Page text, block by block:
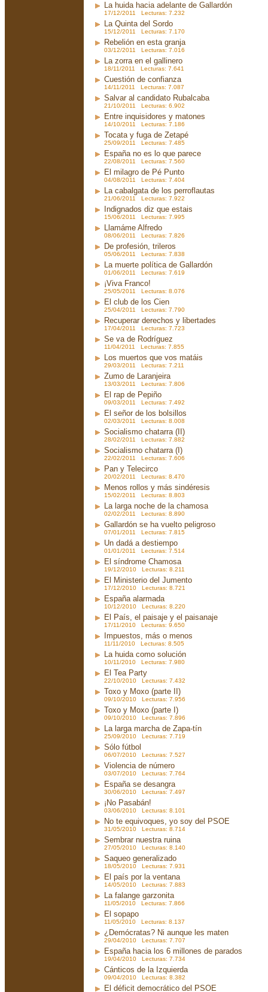
La huida hacia adelante de Gallardón
17/12/2011 Lecturas: 7.232
La Quinta del Sordo
15/12/2011 Lecturas: 7.170
Rebelión en esta granja
03/12/2011 Lecturas: 7.016
La zorra en el gallinero
18/11/2011 Lecturas: 7.641
Cuestión de confianza
14/11/2011 Lecturas: 7.087
Salvar al candidato Rubalcaba
21/10/2011 Lecturas: 6.902
Entre inquisidores y matones
14/10/2011 Lecturas: 7.186
Tocata y fuga de Zetapé
25/09/2011 Lecturas: 7.485
España no es lo que parece
22/08/2011 Lecturas: 7.560
El milagro de Pé Punto
04/08/2011 Lecturas: 7.404
La cabalgata de los perroflautas
21/06/2011 Lecturas: 7.922
Indignados diz que estais
15/06/2011 Lecturas: 7.995
Llamáme Alfredo
08/06/2011 Lecturas: 7.826
De profesión, trileros
05/06/2011 Lecturas: 7.838
La muerte política de Gallardón
01/06/2011 Lecturas: 7.619
¡Viva Franco!
25/05/2011 Lecturas: 8.076
El club de los Cien
25/04/2011 Lecturas: 7.790
Recuperar derechos y libertades
17/04/2011 Lecturas: 7.723
Se va de Rodríguez
11/04/2011 Lecturas: 7.855
Los muertos que vos matáis
29/03/2011 Lecturas: 7.211
Zumo de Laranjeira
13/03/2011 Lecturas: 7.806
El rap de Pepiño
09/03/2011 Lecturas: 7.492
El señor de los bolsillos
02/03/2011 Lecturas: 8.008
Socialismo chatarra (II)
28/02/2011 Lecturas: 7.882
Socialismo chatarra (I)
22/02/2011 Lecturas: 7.606
Pan y Telecirco
20/02/2011 Lecturas: 8.470
Menos rollos y más sindéresis
15/02/2011 Lecturas: 8.803
La larga noche de la chamosa
02/02/2011 Lecturas: 8.890
Gallardón se ha vuelto peligroso
07/01/2011 Lecturas: 7.815
Un dadá a destiempo
01/01/2011 Lecturas: 7.514
El síndrome Chamosa
19/12/2010 Lecturas: 8.211
El Ministerio del Jumento
17/12/2010 Lecturas: 8.721
España alarmada
10/12/2010 Lecturas: 8.220
El País, el paisaje y el paisanaje
17/11/2010 Lecturas: 9.650
Impuestos, más o menos
11/11/2010 Lecturas: 8.505
La huida como solución
10/11/2010 Lecturas: 7.980
El Tea Party
22/10/2010 Lecturas: 7.432
Toxo y Moxo (parte II)
09/10/2010 Lecturas: 7.956
Toxo y Moxo (parte I)
09/10/2010 Lecturas: 7.896
La larga marcha de Zapa-tín
25/09/2010 Lecturas: 7.719
Sólo fútbol
06/07/2010 Lecturas: 7.527
Violencia de número
03/07/2010 Lecturas: 7.764
España se desangra
30/06/2010 Lecturas: 7.497
¡No Pasabán!
03/06/2010 Lecturas: 8.101
No te equivoques, yo soy del PSOE
31/05/2010 Lecturas: 8.714
Sembrar nuestra ruina
27/05/2010 Lecturas: 8.140
Saqueo generalizado
18/05/2010 Lecturas: 7.931
El país por la ventana
14/05/2010 Lecturas: 7.883
La falange garzonita
11/05/2010 Lecturas: 7.866
El sopapo
11/05/2010 Lecturas: 8.137
¿Demócratas? Ni aunque les maten
29/04/2010 Lecturas: 7.707
España hacia los 6 millones de parados
19/04/2010 Lecturas: 7.734
Cánticos de la Izquierda
09/04/2010 Lecturas: 8.382
El déficit democrático del PSOE